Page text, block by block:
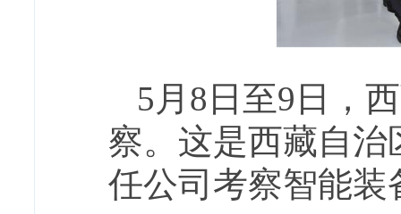
5月8日至9日，
察。这是西藏自
任公司考察智能装